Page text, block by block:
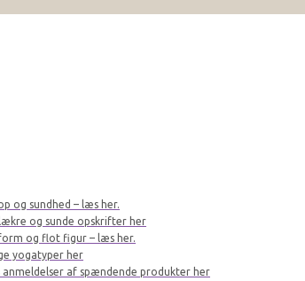
og sundhed – læs her.
og sunde opskrifter her
og flot figur – læs her.
yogatyper her
anmeldelser af spændende produkter her